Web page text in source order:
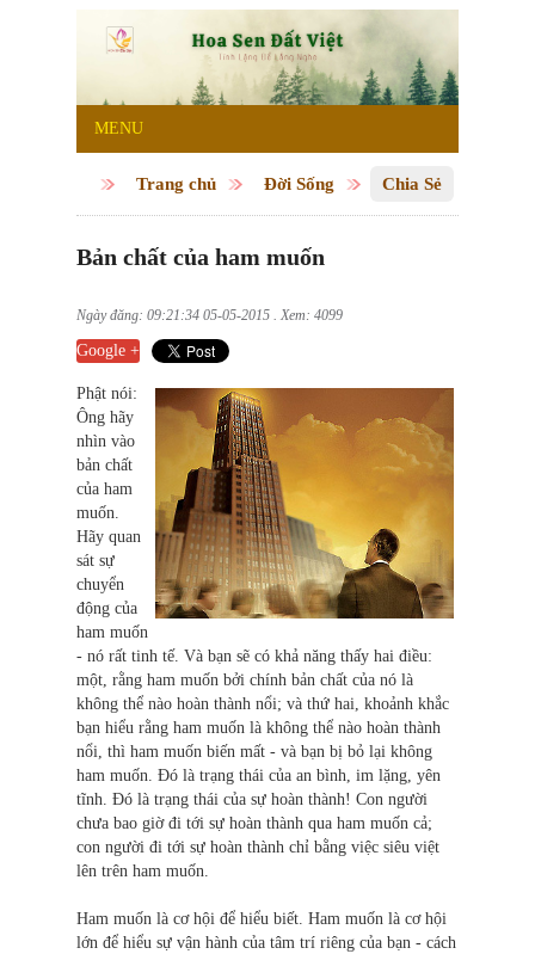
MENU
Trang chủ Đời Sống Chia Sẻ
Bản chất của ham muốn
Ngày đăng: 09:21:34 05-05-2015 . Xem: 4099
Google +
Phật nói:
Ông hãy
nhìn vào
bản chất
của ham
muốn.
Hãy quan
sát sự
chuyển
động của
ham muốn
- nó rất tinh tế. Và bạn sẽ có khả năng thấy hai điều:
một, rằng ham muốn bởi chính bản chất của nó là
không thể nào hoàn thành nổi; và thứ hai, khoảnh khắc
bạn hiểu rằng ham muốn là không thể nào hoàn thành
nổi, thì ham muốn biến mất - và bạn bị bỏ lại không
ham muốn. Đó là trạng thái của an bình, im lặng, yên
tĩnh. Đó là trạng thái của sự hoàn thành! Con người
chưa bao giờ đi tới sự hoàn thành qua ham muốn cả;
con người đi tới sự hoàn thành chỉ bằng việc siêu việt
lên trên ham muốn.
Ham muốn là cơ hội để hiểu biết. Ham muốn là cơ hội
lớn để hiểu sự vận hành của tâm trí riêng của bạn - cách